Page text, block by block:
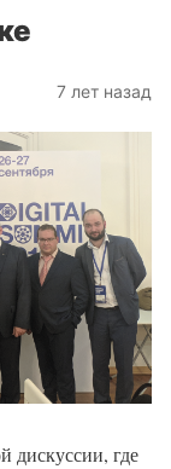
7 лет назад
дискуссии, где